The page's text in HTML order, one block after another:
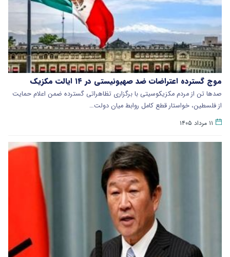
موج گسترده اعتراضات ضد صهیونیستی در ۱۴ ایالت مکزیک
صدها تن از مردم مکزیکوسیتی با برگزاری تظاهراتی گسترده ضمن اعلام حمایت
از فلسطین، خواستار قطع کامل روابط میان دولت…
۱۱ مرداد ۱۴۰۵